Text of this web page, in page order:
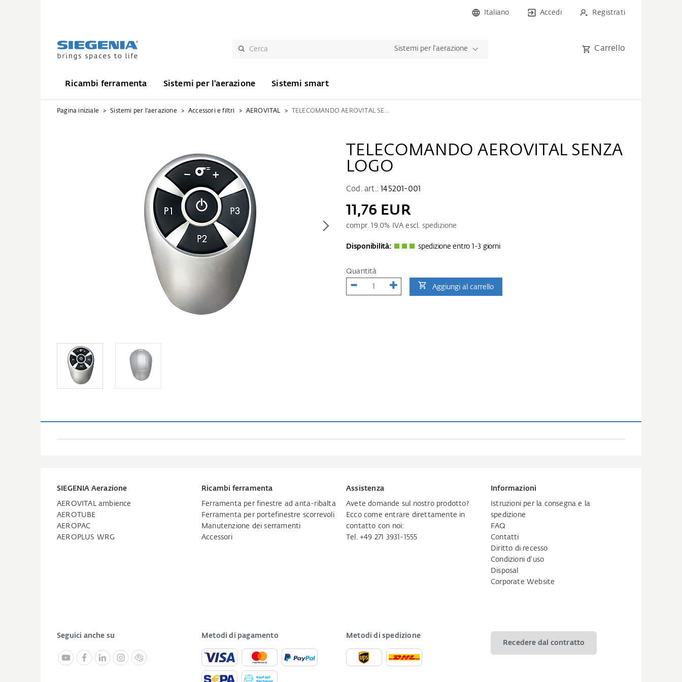
Italiano Accedi Registrati
Sistemi per l'aerazione Carrello
Ricambi ferramenta Sistemi per l'aerazione Sistemi smart
Pagina iniziale Sistemi per l'aerazione Accessori e filtri AEROVITAL TELECOMANDO AEROVITAL SENZA LOGO
TELECOMANDO AEROVITAL SENZA
LOGO
Cod. art.: 145201-001
11,76 EUR
compr. 19.0% IVA escl. spedizione
Disponibilità: spedizione entro 1-3 giorni
Quantità
Aggiungi al carrello
SIEGENIA Aerazione
AEROVITAL ambience
AEROTUBE
AEROPAC
AEROPLUS WRG
Ricambi ferramenta
Ferramenta per finestre ad anta-ribalta
Ferramenta per portefinestre scorrevoli
Manutenzione dei serramenti
Accessori
Assistenza
Avete domande sul nostro prodotto?
Ecco come entrare direttamente in
contatto con noi:
Tel. +49 271 3931-1555
Informazioni
Istruzioni per la consegna e la
spedizione
FAQ
Contatti
Diritto di recesso
Condizioni d'uso
Disposal
Corporate Website
Seguici anche su Metodi di pagamento
Metodi di spedizione
Recedere dal contratto